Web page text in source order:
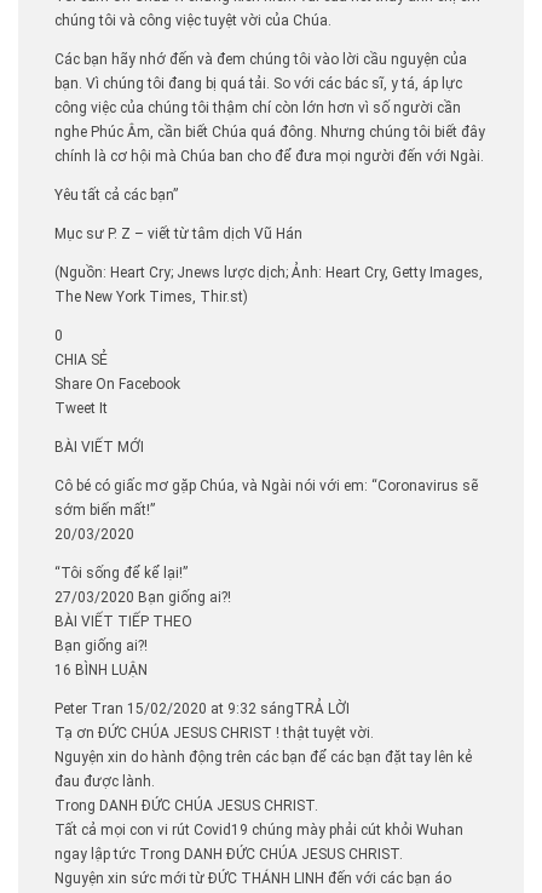
chúng tôi và công việc tuyệt vời của Chúa.
Các bạn hãy nhớ đến và đem chúng tôi vào lời cầu nguyện của
bạn. Vì chúng tôi đang bị quá tải. So với các bác sĩ, y tá, áp lực
công việc của chúng tôi thậm chí còn lớn hơn vì số người cần
nghe Phúc Âm, cần biết Chúa quá đông. Nhưng chúng tôi biết đây
chính là cơ hội mà Chúa ban cho để đưa mọi người đến với Ngài.
Yêu tất cả các bạn”
Mục sư P. Z – viết từ tâm dịch Vũ Hán
(Nguồn: Heart Cry; Jnews lược dịch; Ảnh: Heart Cry, Getty Images,
The New York Times, Thir.st)
0
CHIA SẺ
Share On Facebook
Tweet It
BÀI VIẾT MỚI
Cô bé có giấc mơ gặp Chúa, và Ngài nói với em: “Coronavirus sẽ
sớm biến mất!”
20/03/2020
“Tôi sống để kể lại!”
27/03/2020 Bạn giống ai?!
BÀI VIẾT TIẾP THEO
Bạn giống ai?!
16 BÌNH LUẬN
Peter Tran 15/02/2020 at 9:32 sángTRẢ LỜI
Tạ ơn ĐỨC CHÚA JESUS CHRIST ! thật tuyệt vời.
Nguyện xin do hành động trên các bạn để các bạn đặt tay lên kẻ
đau được lành.
Trong DANH ĐỨC CHÚA JESUS CHRIST.
Tất cả mọi con vi rút Covid19 chúng mày phải cút khỏi Wuhan
ngay lập tức Trong DANH ĐỨC CHÚA JESUS CHRIST.
Nguyện xin sức mới từ ĐỨC THÁNH LINH đến với các bạn áo